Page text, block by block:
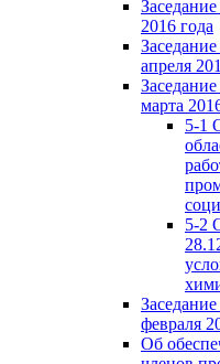
2016 года
апреля
марта
5-1
5-2
февраля
Об